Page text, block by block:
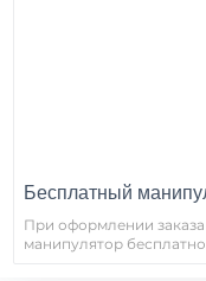
Бесплатный
При оформлении
манипулятор